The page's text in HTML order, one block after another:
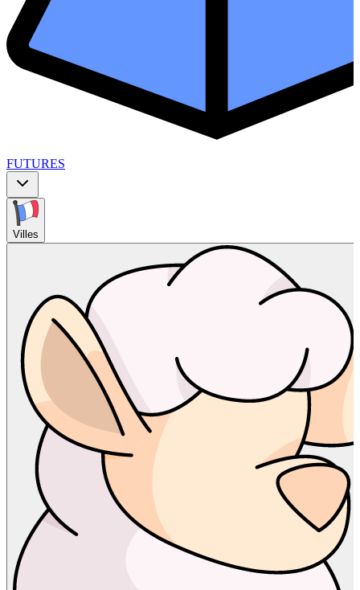
FUTURES
Villes